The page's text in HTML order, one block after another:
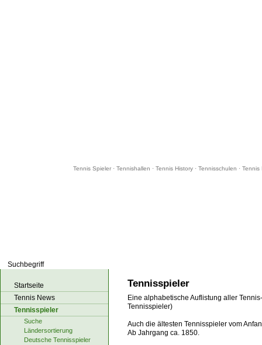
Tennis Spieler· Tennishallen · Tennis History· Tennisschulen · Tennis
Tennisspieler
Eine alphabetische Auflistung aller
Tennisspieler)
Auch die ältesten Tennisspieler vom
Ab Jahrgang ca. 1850.
Startseite
Tennis News
Tennisspieler
Suche
Ländersortierung
Deutsche Tennisspieler